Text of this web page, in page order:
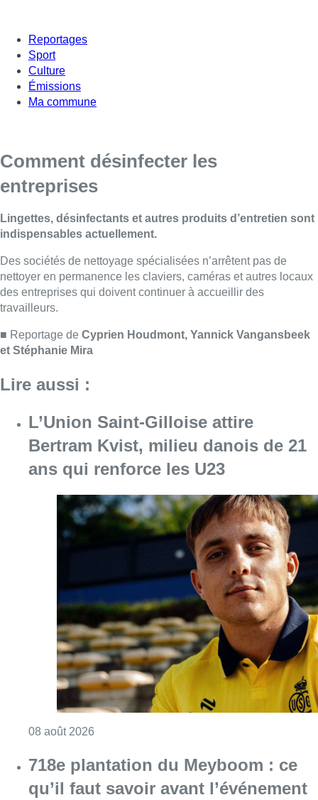
Reportages
Sport
Culture
Émissions
Ma commune
Comment désinfecter les
entreprises
Lingettes, désinfectants et autres produits d’entretien sont
indispensables actuellement.
Des sociétés de nettoyage spécialisées n’arrêtent pas de
nettoyer en permanence les claviers, caméras et autres locaux
des entreprises qui doivent continuer à accueillir des
travailleurs.
■ Reportage de Cyprien Houdmont, Yannick Vangansbeek
et Stéphanie Mira
Lire aussi :
L’Union Saint-Gilloise attire
Bertram Kvist, milieu danois de 21
ans qui renforce les U23
08 août 2026
718e plantation du Meyboom : ce
qu’il faut savoir avant l’événement